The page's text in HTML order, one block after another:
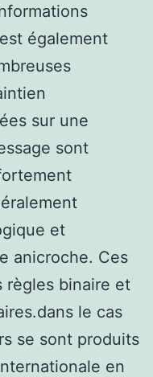
également
sur une
sont
et
anicroche. Ces
règles binaire et
le cas
se sont produits
en